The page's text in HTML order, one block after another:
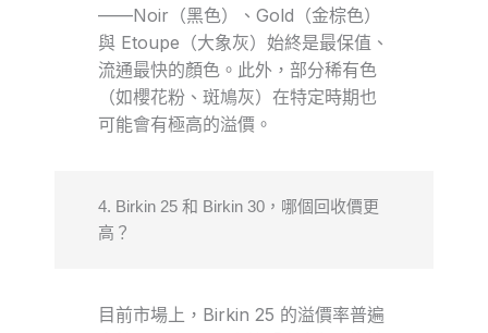
——Noir（黑色）、Gold（金棕色）
與 Etoupe（大象灰）始終是最保值、
流通最快的顏色。此外，部分稀有色
（如櫻花粉、斑鳩灰）在特定時期也
可能會有極高的溢價。
4. Birkin 25 和 Birkin 30，哪個回收價更
高？
目前市場上，Birkin 25 的溢價率普遍